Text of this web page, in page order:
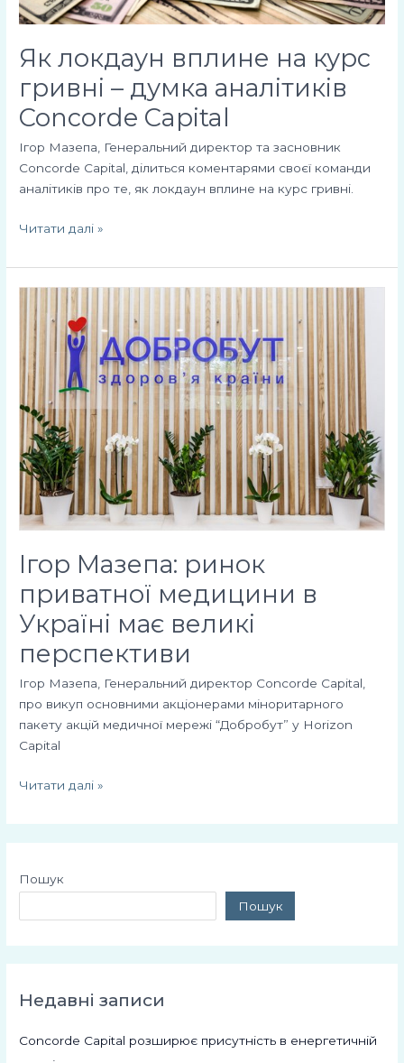
Як локдаун вплине на курс
гривні – думка аналітиків
Concorde Capital
Ігор Мазепа, Генеральний директор та засновник
Concorde Capital, ділиться коментарями своєї команди
аналітиків про те, як локдаун вплине на курс гривні.
Capital
Читати далі »
Ігор Мазепа: ринок
приватної медицини в
Україні має великі
перспективи
Ігор Мазепа, Генеральний директор Concorde Capital,
про викуп основними акціонерами міноритарного
пакету акцій медичної мережі “Добробут” у Horizon
Capital
Мазепа:
ринок
приватної
медицини
Україні
має
великі
перспективи
Читати далі »
Пошук
Пошук
Недавні записи
Concorde Capital розширює присутність в енергетичній